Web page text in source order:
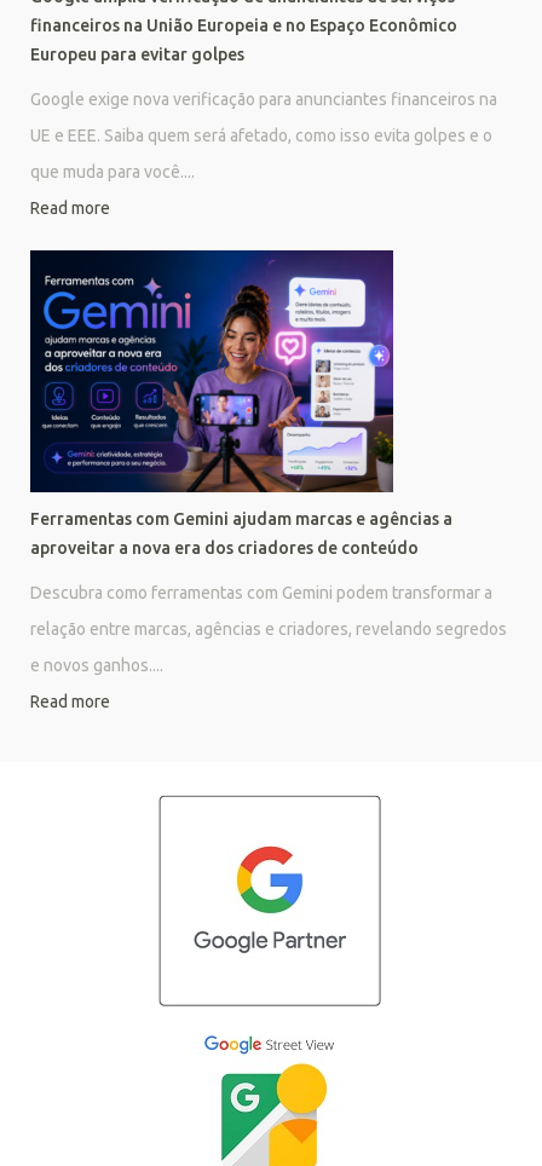
financeiros na União Europeia e no Espaço Econômico
Europeu para evitar golpes
Google exige nova verificação para anunciantes financeiros na
UE e EEE. Saiba quem será afetado, como isso evita golpes e o
que muda para você....
Read more
Ferramentas com Gemini ajudam marcas e agências a
aproveitar a nova era dos criadores de conteúdo
Descubra como ferramentas com Gemini podem transformar a
relação entre marcas, agências e criadores, revelando segredos
e novos ganhos....
Read more